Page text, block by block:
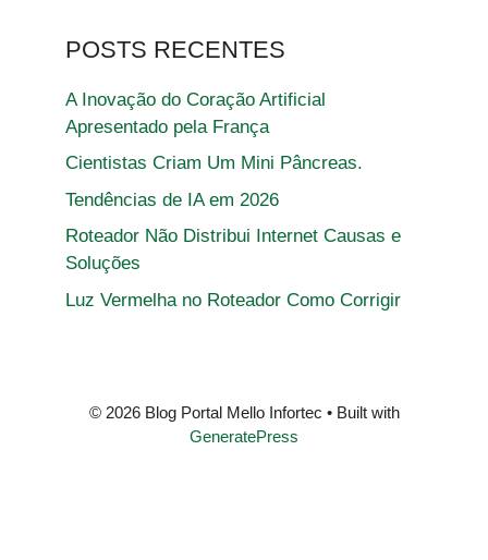
POSTS RECENTES
A Inovação do Coração Artificial
Apresentado pela França
Cientistas Criam Um Mini Pâncreas.
Tendências de IA em 2026
Roteador Não Distribui Internet Causas e
Soluções
Luz Vermelha no Roteador Como Corrigir
© 2026 Blog Portal Mello Infortec • Built with
GeneratePress